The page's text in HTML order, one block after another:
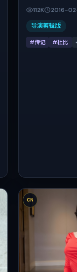
·哈迪、桂纶镁、
上映时间：
112K 2016-
导演剪辑版
#传记 #杜比
CN